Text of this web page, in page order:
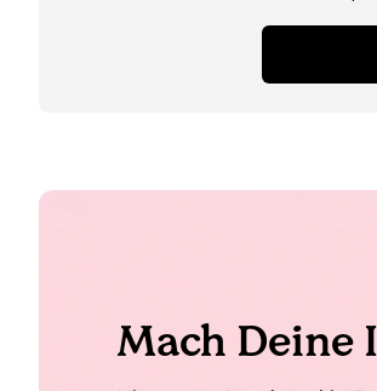
noch
Mach Deine